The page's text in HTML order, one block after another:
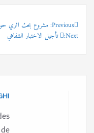
تصفّح
Previous: مشروع بحث اثري حول
Next: تأجيل الاختبار الشفاهي